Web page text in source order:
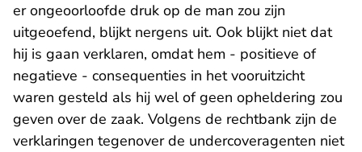
er ongeoorloofde druk op de man zou zijn
uitgeoefend, blijkt nergens uit. Ook blijkt niet dat
hij is gaan verklaren, omdat hem - positieve of
negatieve - consequenties in het vooruitzicht
waren gesteld als hij wel of geen opheldering zou
geven over de zaak. Volgens de rechtbank zijn de
verklaringen tegenover de undercoveragenten niet